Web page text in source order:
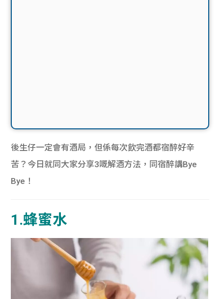
後生仔一定會有酒局，但係每次飲完酒都宿醉好辛
苦？今日就同大家分享3嘅解酒方法，同宿醉講Bye
Bye！
1.蜂蜜水